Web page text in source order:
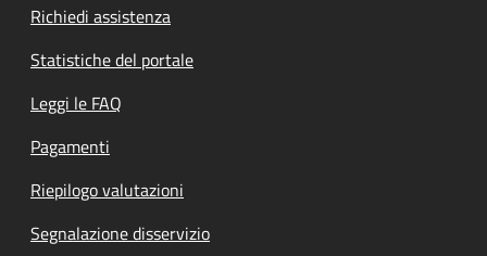
Richiedi assistenza
Statistiche del portale
Leggi le FAQ
Pagamenti
Riepilogo valutazioni
Segnalazione disservizio